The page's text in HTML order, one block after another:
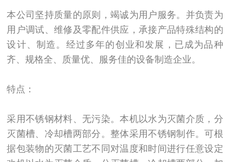
本公司坚持质量的原则，竭诚为用户服务。并负责为
用户调试、维修及零配件供应，承接产品特殊结构的
设计、制造。经过多年的创业和发展，已成为品种
齐、规格全、质量优、服务佳的设备制造企业。
特点：
采用不锈钢材料、无污染。本机以水为灭菌介质，分
灭菌槽、冷却槽两部分。整体采用不锈钢制作。可根
据包装物的灭菌工艺不同对温度和时间进行任意设定